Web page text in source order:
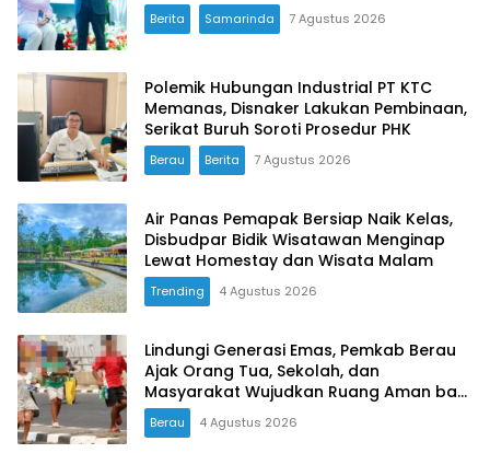
Berita Samarinda 7 Agustus 2026
Polemik Hubungan Industrial PT KTC
Memanas, Disnaker Lakukan Pembinaan,
Serikat Buruh Soroti Prosedur PHK
Berau Berita 7 Agustus 2026
Air Panas Pemapak Bersiap Naik Kelas,
Disbudpar Bidik Wisatawan Menginap
Lewat Homestay dan Wisata Malam
Trending 4 Agustus 2026
Lindungi Generasi Emas, Pemkab Berau
Ajak Orang Tua, Sekolah, dan
Masyarakat Wujudkan Ruang Aman bagi
Anak
Berau 4 Agustus 2026